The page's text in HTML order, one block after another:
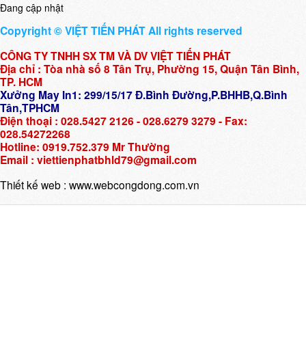
Đang cập nhật
Copyright © VIỆT TIẾN PHÁT All rights reserved
CÔNG TY TNHH SX TM VÀ DV VIỆT TIẾN PHÁT
Địa chỉ : Tòa nhà số 8 Tân Trụ, Phường 15, Quận Tân Bình,
TP. HCM
Xưởng May In1: 299/15/17 Đ.Bình Đường,P.BHHB,Q.Bình
Tân,TPHCM
Điện thoại : 028.5427 2126 - 028.6279 3279 - Fax:
028.54272268
Hotline: 0919.752.379 Mr Thường
Email : viettienphatbhld79@gmail.com
Thiết kế web : www.webcongdong.com.vn